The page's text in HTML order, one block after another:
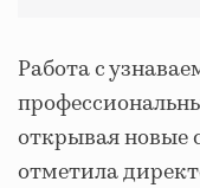
Работа с
открывая новые
отметила